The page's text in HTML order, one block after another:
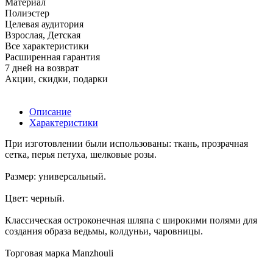
Полиэстер
Целевая аудитория
Взрослая, Детская
Все характеристики
Расширенная гарантия
7 дней на возврат
Акции, скидки, подарки
Описание
Характеристики
При изготовлении были использованы: ткань, прозрачная
сетка, перья петуха, шелковые розы.
Размер: универсальный.
Цвет: черный.
Классическая остроконечная шляпа с широкими полями для
создания образа ведьмы, колдуньи, чаровницы.
Торговая марка Manzhouli